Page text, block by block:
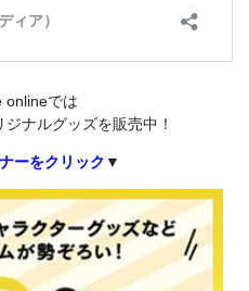
onlineでは
ナルグッズを販売中！
ーをクリック ▼